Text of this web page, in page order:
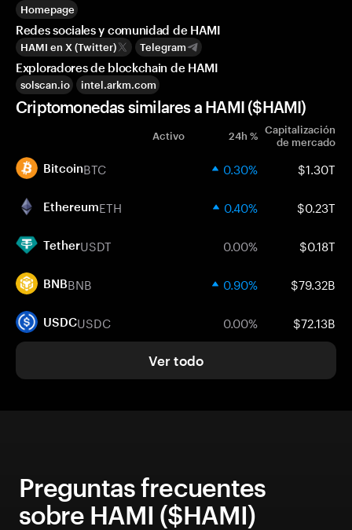
Homepage
Redes sociales y comunidad de HAMI
HAMI en X (Twitter) Telegram
Exploradores de blockchain de HAMI
solscan.io intel.arkm.com
Criptomonedas similares a HAMI ($HAMI)
Activo 24h % Capitalización
de mercado
BitcoinBTC 0.30% $1.30T
EthereumETH 0.40% $0.23T
TetherUSDT 0.00% $0.18T
BNBBNB 0.90% $79.32B
USDCUSDC 0.00% $72.13B
Ver todo
Preguntas frecuentes
sobre HAMI ($HAMI)